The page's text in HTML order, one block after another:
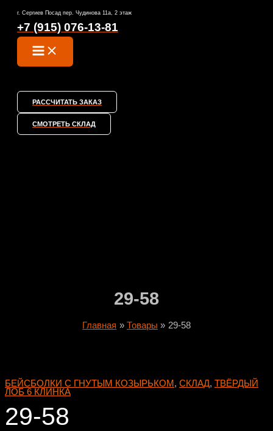
содержимому
г. Сергиев Посад пер. Чудинова 11а, 2 этаж
+7 (915) 076-13-81
MENU
РАССЧИТАТЬ ЗАКАЗ
СМОТРЕТЬ СКЛАД
29-58
Главная Товары 29-58
БЕЙСБОЛКИ С ГНУТЫМ КОЗЫРЬКОМ , СКЛАД, ТВЁРДЫЙ
ЛОБ 6 КЛИНКА
29-58